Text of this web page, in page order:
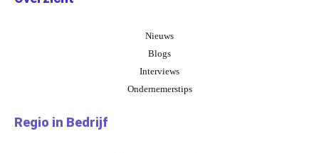
Nieuws
Blogs
Interviews
Ondernemerstips
Regio in Bedrijf